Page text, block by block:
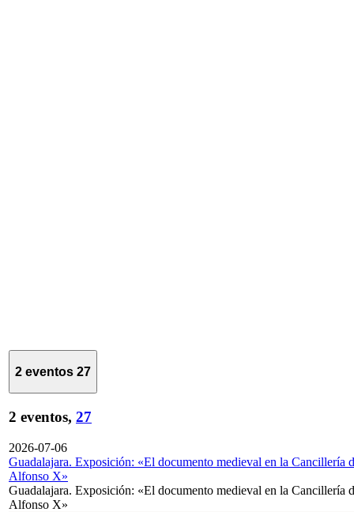
2 eventos 27
2 eventos, 27
2026-07-06
Guadalajara. Exposición: «El documento medieval en la Cancillería
Alfonso X»
Guadalajara. Exposición: «El documento medieval en la Cancillería
Alfonso X»